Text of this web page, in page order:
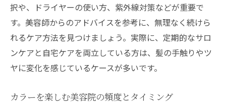
択や、ドライヤーの使い方、紫外線対策などが重要で
す。美容師からのアドバイスを参考に、無理なく続けら
れるケア方法を見つけましょう。実際に、定期的なサロ
ンケアと自宅ケアを両立している方は、髪の手触りやツ
ヤに変化を感じているケースが多いです。
カラーを楽しむ美容院の頻度とタイミング